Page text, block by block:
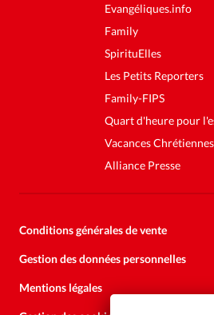
Evangéliques.info
Family
SpirituElles
Les Petits Reporters
Family-FIPS
Quart d'heure pour
Vacances Chrétiennes
Alliance Presse
Conditions générales de vente
Gestion des données personnelles
Mentions légales